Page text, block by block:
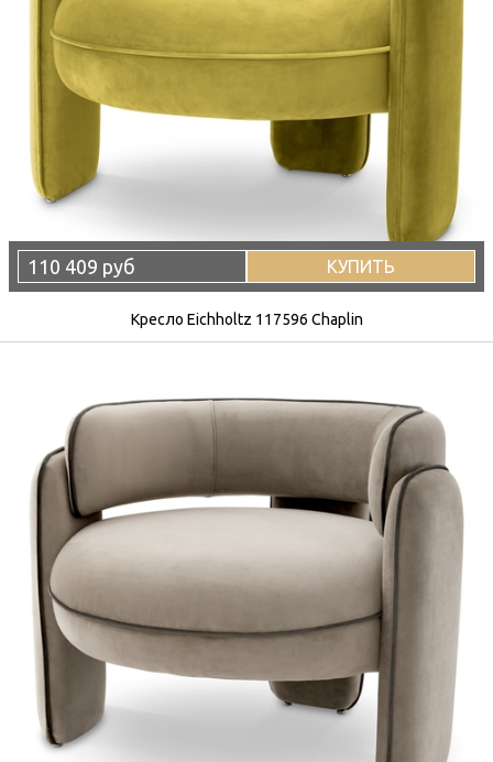
110 409 руб КУПИТЬ
Кресло Eichholtz 117596 Chaplin